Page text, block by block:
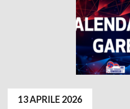
13 APRILE 2026